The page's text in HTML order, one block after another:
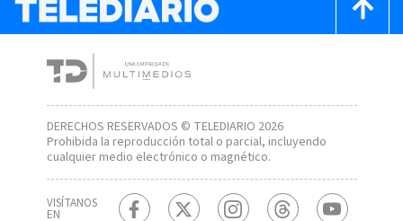
DERECHOS RESERVADOS © TELEDIARIO 2026
Prohibida la reproducción total o parcial, incluyendo
cualquier medio electrónico o magnético.
VISÍTANOS
EN